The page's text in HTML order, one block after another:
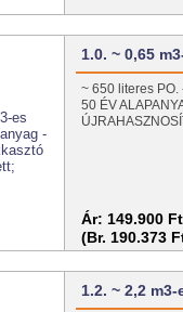
1.0. ~ 0,65
~ 650 literes
50 ÉV
Ár: 149.900
(Br. 190.373
1.2. ~ 2,2